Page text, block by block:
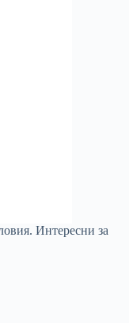
Интересни за